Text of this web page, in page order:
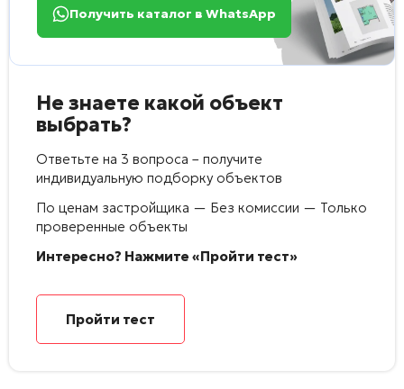
Получить каталог в WhatsApp
Не знаете какой объект
выбрать?
Ответьте на 3 вопроса – получите
индивидуальную подборку объектов
По ценам застройщика — Без комиссии — Только
проверенные объекты
Интересно? Нажмите «Пройти тест»
Пройти тест